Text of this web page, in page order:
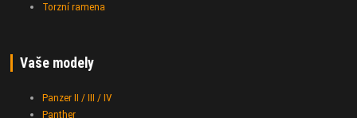
Torzní ramena
Vaše modely
Panzer II / III / IV
Panther